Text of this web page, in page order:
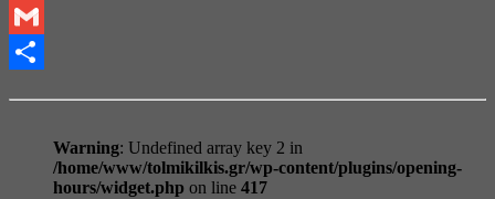
Pinterest
Gmail
Warning: Undefined array key 2 in
/home/www/tolmikilkis.gr/wp-content/plugins/opening-
hours/widget.php on line 417